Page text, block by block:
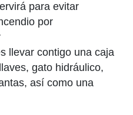
para evitar
por
llevar contigo una caja
gato hidráulico,
así como una